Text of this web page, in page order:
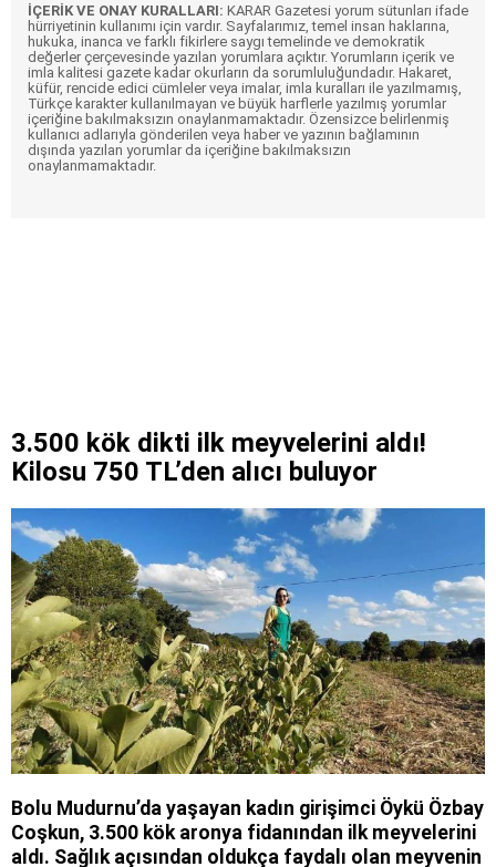
İÇERİK VE ONAY KURALLARI: KARAR Gazetesi yorum sütunları ifade
hürriyetinin kullanımı için vardır. Sayfalarımız, temel insan haklarına,
hukuka, inanca ve farklı fikirlere saygı temelinde ve demokratik
değerler çerçevesinde yazılan yorumlara açıktır. Yorumların içerik ve
imla kalitesi gazete kadar okurların da sorumluluğundadır. Hakaret,
küfür, rencide edici cümleler veya imalar, imla kuralları ile yazılmamış,
Türkçe karakter kullanılmayan ve büyük harflerle yazılmış yorumlar
içeriğine bakılmaksızın onaylanmamaktadır. Özensizce belirlenmiş
kullanıcı adlarıyla gönderilen veya haber ve yazının bağlamının
dışında yazılan yorumlar da içeriğine bakılmaksızın
onaylanmamaktadır.
3.500 kök dikti ilk meyvelerini aldı!
Kilosu 750 TL’den alıcı buluyor
Bolu Mudurnu’da yaşayan kadın girişimci Öykü Özbay
Coşkun, 3.500 kök aronya fidanından ilk meyvelerini
aldı. Sağlık açısından oldukça faydalı olan meyvenin